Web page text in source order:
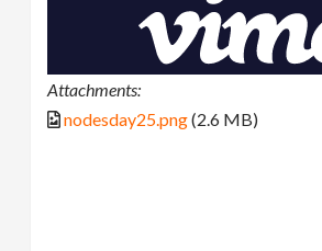
Attachments:
nodesday25.png(2.6 MB)